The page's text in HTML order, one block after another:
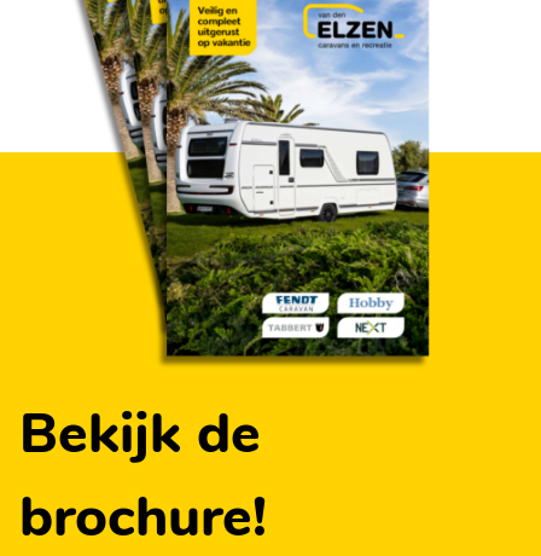
- Netvoedings-schakelautomaat 350 W
- Contactdozen
- Schakelaar voor plafondlamp en voortentlamp
- Dubbele USB-C aansluiting(en)
- Rookmelder
- Leesspot in slaapgedeelte
- Indirecte verlichting
- Voorbereiding voor dakmontage luifel
- Hoekschappen met LED-verlichting
- Verlichting in koelkast
Bekijk de
brochure!